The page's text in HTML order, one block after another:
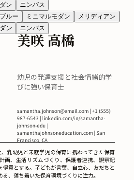
ン
ニンバス
ルー ミニマルモダン
メリディアン
ン ニンバス
美咲 高橋
幼児の発達支援と社会情緒的学
びに強い保育士
samantha.johnson@email.com | +1 (555)
987-6543 | linkedin.com/in/samantha-
johnson-edu |
samanthajohnsoneducation.com | San
Francisco, CA
乳幼児と未就学児の保育に携わってきた保育
画、生活リズムづくり、保護者連携、観察記
得意とする。子どもが言葉、自立心、友だちと
、落ち着いた保育環境づくりに注力。